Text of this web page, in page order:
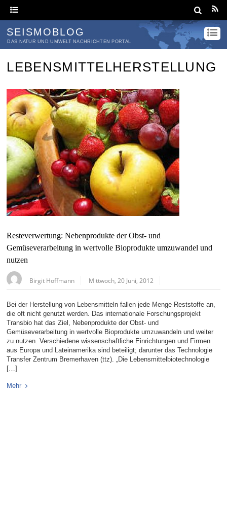
SEISMOBLOG
DAS NATUR UND UMWELT NACHRICHTEN PORTAL
LEBENSMITTELHERSTELLUNG
Resteverwertung: Nebenprodukte der Obst- und
Gemüseverarbeitung in wertvolle Bioprodukte umzuwandel und
nutzen
Birgit Hoffmann Mittwoch, 20 Juni, 2012
Bei der Herstellung von Lebensmitteln fallen jede Menge Reststoffe an,
die oft nicht genutzt werden. Das internationale Forschungsprojekt
Transbio hat das Ziel, Nebenprodukte der Obst- und
Gemüseverarbeitung in wertvolle Bioprodukte umzuwandeln und weiter
zu nutzen. Verschiedene wissenschaftliche Einrichtungen und Firmen
aus Europa und Lateinamerika sind beteiligt; darunter das Technologie
Transfer Zentrum Bremerhaven (ttz). „Die Lebensmittelbiotechnologie
[…]
Mehr